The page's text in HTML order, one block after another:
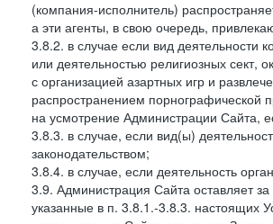
(компания-исполнитель)
а эти агенты, в свою очередь,
3.8.2. в случае если вид деятельности
или деятельностью религиозных сект,
с организацией азартных игр и
распространением порнографической
на усмотрение Администрации Сайта,
3.8.3. в случае, если вид(ы)
законодательством;
3.8.4. в случае, если деятельность
3.9. Администрация Сайта оставляет
указанные в п. 3.8.1.-3.8.3. настоящих